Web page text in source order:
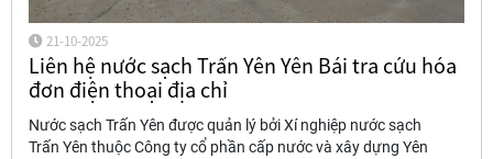
21-10-2025
Liên hệ nước sạch Trấn Yên Yên Bái tra cứu hóa
đơn điện thoại địa chỉ
Nước sạch Trấn Yên được quản lý bởi Xí nghiệp nước sạch
Trấn Yên thuộc Công ty cổ phần cấp nước và xây dựng Yên